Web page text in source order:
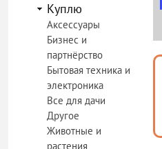
Куплю
Аксессуары
Бизнес и
партнёрство
Бытовая техника и
электроника
Все для дачи
Другое
Животные и
растения